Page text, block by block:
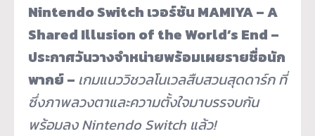
Nintendo Switch เวอร์ชัน MAMIYA – A
Shared Illusion of the World’s End –
ประกาศวันวางจำหน่ายพร้อมเผยรายชื่อนัก
พากย์ – เกมแนววิชวลโนเวลสืบสวนสุดดาร์ก ที่
ซึ่งภาพลวงตาและความตั้งใจมาบรรจบกัน
พร้อมลง Nintendo Switch แล้ว!